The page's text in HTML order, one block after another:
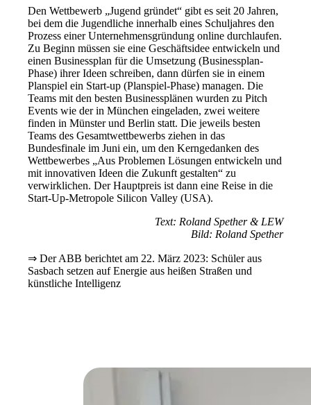
Den Wettbewerb „Jugend gründet“ gibt es seit 20 Jahren,
bei dem die Jugendliche innerhalb eines Schuljahres den
Prozess einer Unternehmensgründung online durchlaufen.
Zu Beginn müssen sie eine Geschäftsidee entwickeln und
einen Businessplan für die Umsetzung (Businessplan-
Phase) ihrer Ideen schreiben, dann dürfen sie in einem
Planspiel ein Start-up (Planspiel-Phase) managen. Die
Teams mit den besten Businessplänen wurden zu Pitch
Events wie der in München eingeladen, zwei weitere
finden in Münster und Berlin statt. Die jeweils besten
Teams des Gesamtwettbewerbs ziehen in das
Bundesfinale im Juni ein, um den Kerngedanken des
Wettbewerbes „Aus Problemen Lösungen entwickeln und
mit innovativen Ideen die Zukunft gestalten“ zu
verwirklichen. Der Hauptpreis ist dann eine Reise in die
Start-Up-Metropole Silicon Valley (USA).
Text: Roland Spether & LEW
Bild: Roland Spether
⇒ Der ABB berichtet am 22. März 2023: Schüler aus
Sasbach setzen auf Energie aus heißen Straßen und
künstliche Intelligenz